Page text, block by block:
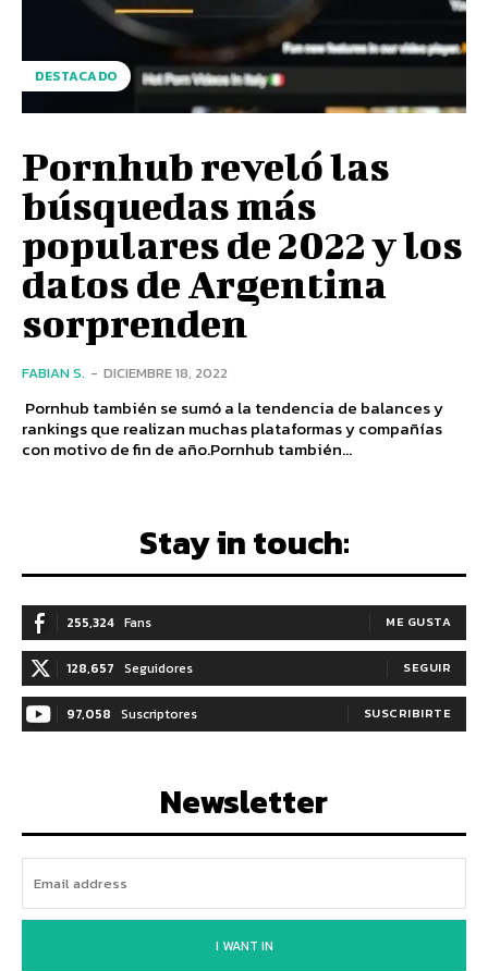
DESTACADO
Pornhub reveló las
búsquedas más
populares de 2022 y los
datos de Argentina
sorprenden
FABIAN S. - DICIEMBRE 18, 2022
Pornhub también se sumó a la tendencia de balances y
rankings que realizan muchas plataformas y compañías
con motivo de fin de año.Pornhub también...
Stay in touch:
255,324 Fans ME GUSTA
128,657 Seguidores SEGUIR
97,058 Suscriptores SUSCRIBIRTE
Newsletter
I WANT IN